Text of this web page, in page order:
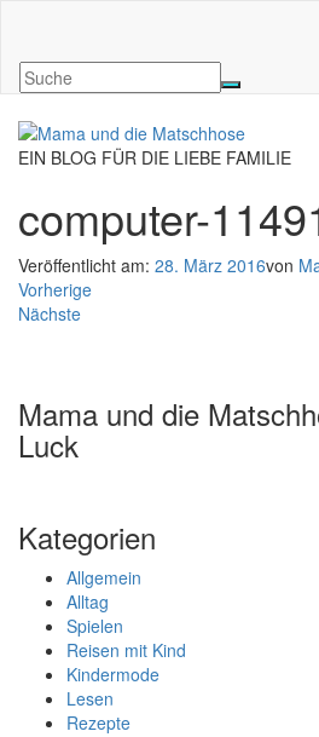
EIN BLOG FÜR DIE LIEBE FAMILIE
computer-
Veröffentlicht am: 28. März 2016von
Vorherige
Nächste
Mama und die
Luck
Kategorien
Allgemein
Alltag
Spielen
Reisen mit Kind
Kindermode
Lesen
Rezepte